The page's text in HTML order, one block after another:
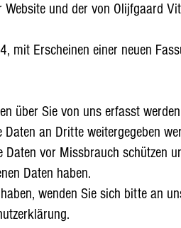
und der von Olijfgaard
mit Erscheinen einer neuen
über Sie von uns erfasst
an Dritte weitergegeben
vor Missbrauch schützen
Daten haben.
wenden Sie sich bitte an